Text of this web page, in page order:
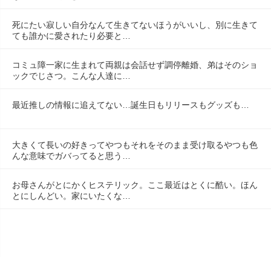
死にたい寂しい自分なんて生きてないほうがいいし、別に生きて
ても誰かに愛されたり必要と…
コミュ障一家に生まれて両親は会話せず調停離婚、弟はそのショ
ックでじさつ。こんな人達に…
最近推しの情報に追えてない…誕生日もリリースもグッズも…
大きくて長いの好きってやつもそれをそのまま受け取るやつも色
んな意味でガバってると思う…
お母さんがとにかくヒステリック。ここ最近はとくに酷い。ほん
とにしんどい。家にいたくな…